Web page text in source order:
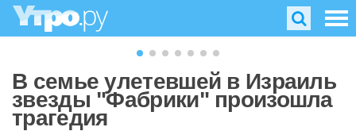
В семье улетевшей в Израиль
звезды "Фабрики" произошла
трагедия